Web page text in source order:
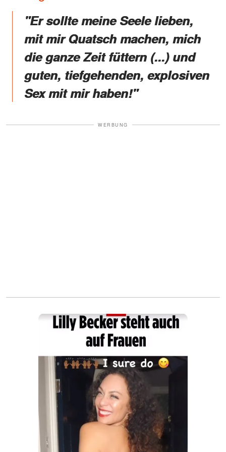
"Er sollte meine Seele lieben,
mit mir Quatsch machen, mich
die ganze Zeit füttern (...) und
guten, tiefgehenden, explosiven
Sex mit mir haben!"
WERBUNG